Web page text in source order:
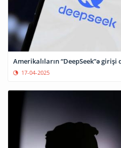
Amerikalıların “DeepSeek”ə
17-04-2025